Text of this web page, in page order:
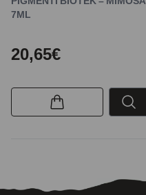
7ML
20,65€